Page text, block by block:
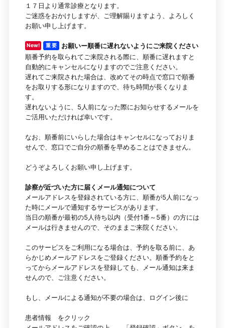
１７日より通常診療となります。
ご迷惑をおかけしますが、ご理解賜りますよう、よろしく
お願い申し上げます。
New! 重 要
お願いー順番に遅れないようにご来院ください
順番予約を取られてご来院される際に、順番に遅れますと
自動的にキャンセルになりますのでご注意ください。
遅れてご来院された場合は、改めてその時点で窓口で順番
をお取りする形になりますので、待ち時間が長くなりま
す。
遅れないように、5人前になった際にお知らせするメールを
ご活用いただければ幸いです。
なお、順番前にいらした場合はキャンセルになっておりま
せんで、窓口でご自分の順番を早めることはできません。
どうぞよろしくお願い申し上げます。
診察が近づいた方に届くメール通知について
メールアドレスを登録されている方に、順番が5人前になっ
た時にメールで通知するサービスがあります。
当日の順番が最初の5人待ち以内（受付1番～5番）の方には
メールは行きませんので、そのままご来院ください。
このサービスをご利用になる場合は、予約を取る前に、あ
らかじめメールアドレスをご登録ください。順番予約をと
ってからメールアドレスを登録しても、メール通知は来ま
せんので、ご注意ください。
もし、メールによる通知が不要の場合は、ログイン後に
患者情報 をクリック